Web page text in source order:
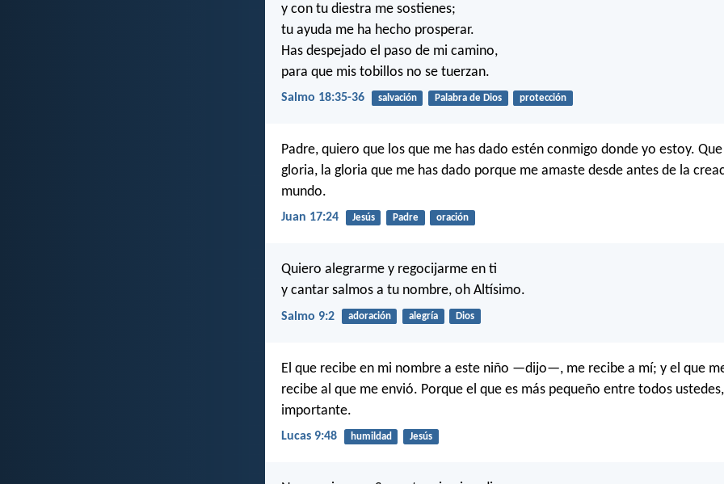
y con tu diestra me sostienes;
tu ayuda me ha hecho prosperar.
Has despejado el paso de mi camino,
para que mis tobillos no se tuerzan.
Salmo 18:35-36 salvación Palabra de Dios protección
Padre, quiero que los que me has dado estén conmigo donde yo estoy.
gloria, la gloria que me has dado porque me amaste desde antes de la
mundo.
Juan 17:24 Jesús Padre oración
Quiero alegrarme y regocijarme en ti
y cantar salmos a tu nombre, oh Altísimo.
Salmo 9:2 adoración alegría Dios
El que recibe en mi nombre a este niño —dijo—, me recibe a mí; y el que
recibe al que me envió. Porque el que es más pequeño entre todos
importante.
Lucas 9:48 humildad Jesús